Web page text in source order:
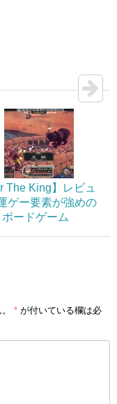
The King】レビュ
ー要素が強めの
ボードゲーム
* が付いている欄は必